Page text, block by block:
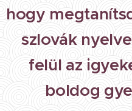
hogy
szlovák
felül az
boldog